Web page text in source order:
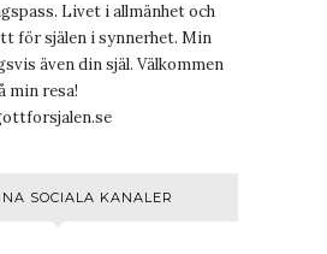
Livet i allmänhet och
för själen i synnerhet. Min
även din själ. Välkommen
min resa!
SOCIALA KANALER